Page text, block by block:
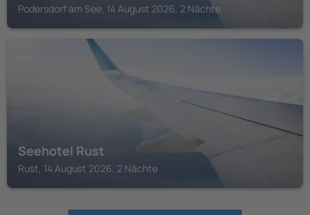
Podersdorf am See, 14 August 2026, 2 Nächte
Seehotel Rust
Rust, 14 August 2026, 2 Nächte